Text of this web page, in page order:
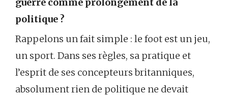
guerre comme prolongement de la
politique ?
Rappelons un fait simple : le foot est un jeu,
un sport. Dans ses règles, sa pratique et
l’esprit de ses concepteurs britanniques,
absolument rien de politique ne devait